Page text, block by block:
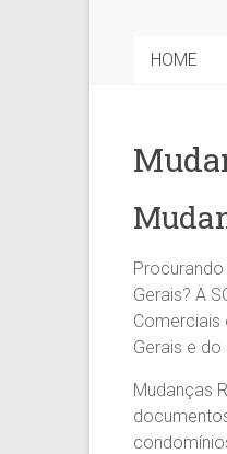
opção
BH
Região.
Agilidade
e
Confiança.
31.2510-
2122.
A
Soberana
HOME
Gerais? A
Comerciais
Gerais e
Mudanças